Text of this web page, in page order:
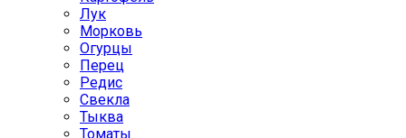
Лук
Морковь
Огурцы
Перец
Редис
Свекла
Тыква
Томаты